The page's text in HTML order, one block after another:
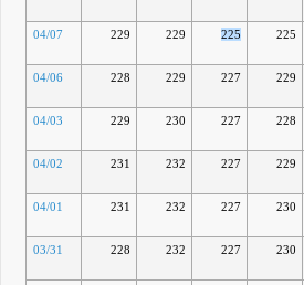
04/07 229 229 225 225
04/06 228 229 227 229
04/03 229 230 227 228
04/02 231 232 227 229
04/01 231 232 227 230
03/31 228 232 227 230